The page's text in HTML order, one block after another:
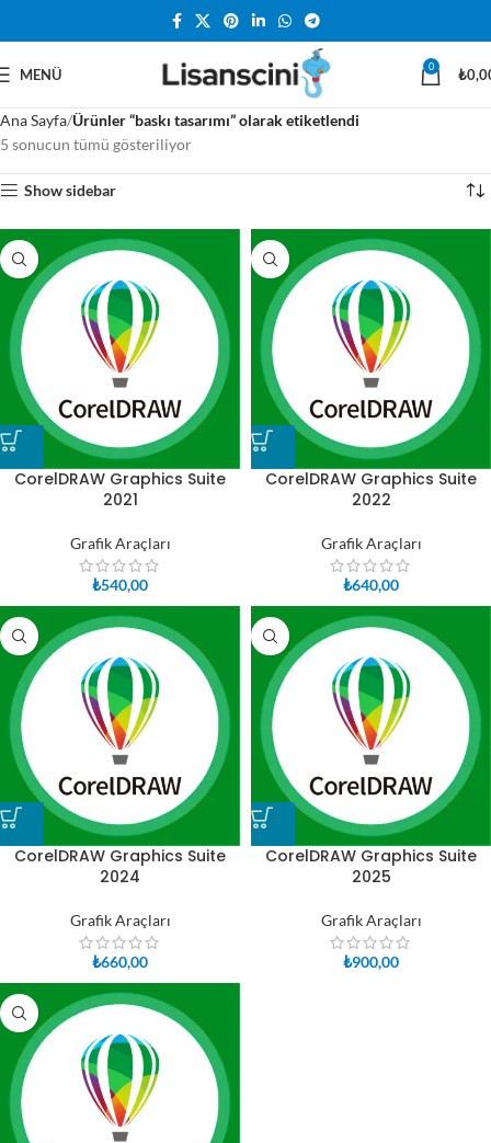
MENÜ 0 ₺
Ana Sayfa Ürünler “baskı tasarımı” olarak etiketlendi
5 sonucun tümü gösteriliyor
Show sidebar
CorelDRAW Graphics Suite
2021
Grafik Araçları
₺540,00
CorelDRAW Graphics Suite
2022
Grafik Araçları
₺640,00
CorelDRAW Graphics Suite
2024
Grafik Araçları
₺660,00
CorelDRAW Graphics Suite
2025
Grafik Araçları
₺900,00